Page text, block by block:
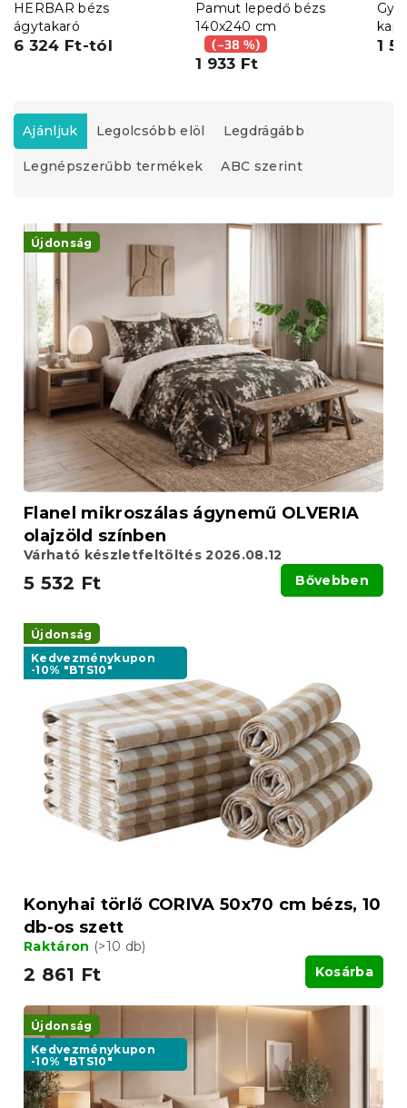
HERBAR bézs
ágytakaró
6 324 Ft-tól
Pamut lepedő bézs
140x240 cm
(–38 %)
1 933 Ft
cm,
1
T
e
r
m
e
k
e
Ajánljuk Legolcsóbb elöl Legdrágább
Legnépszerűbb termékek ABC szerint
T
k
Újdonság
Flanel mikroszálas ágynemű OLVERIA
olajzöld színben
Várható készletfeltöltés 2026.08.12
5 532 Ft Bővebben
Újdonság
Kedvezménykupon
-10% "BTS10"
Konyhai törlő CORIVA 50x70 cm bézs, 10
db-os szett
Raktáron (>10 db)
2 861 Ft Kosárba
Újdonság
Kedvezménykupon
-10% "BTS10"